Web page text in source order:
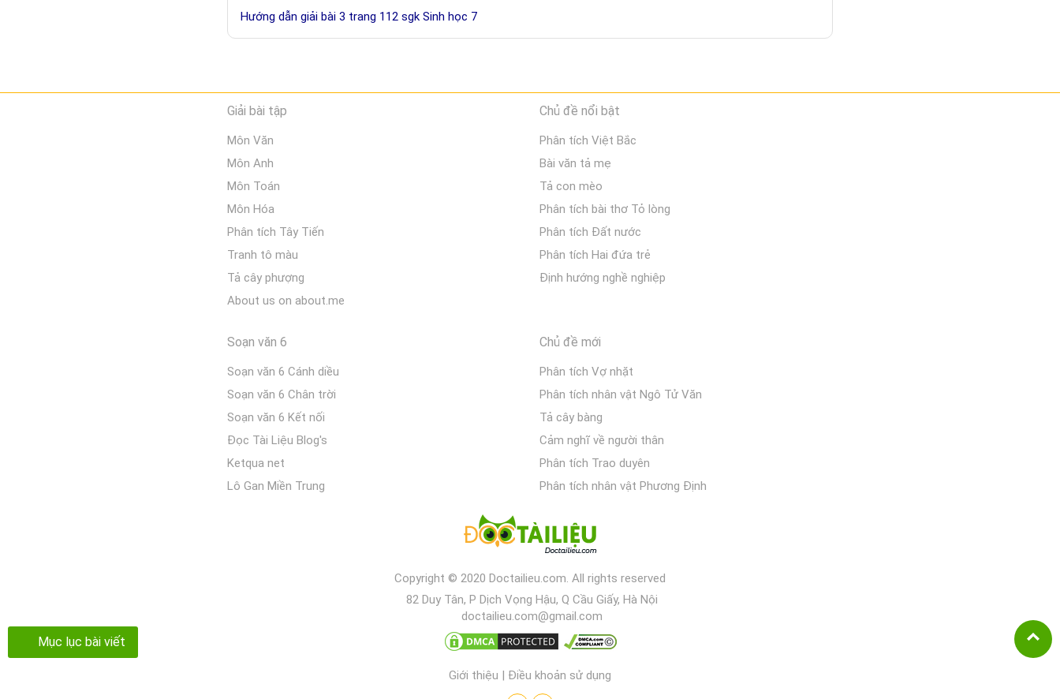
Mục lục bài viết
Hướng dẫn giải bài 3 trang 112 sgk Sinh học 7
Giải bài tập
Môn Văn
Môn Anh
Môn Toán
Môn Hóa
Phân tích Tây Tiến
Tranh tô màu
Tả cây phượng
About us on about.me
Chủ đề nổi bật
Phân tích Việt Bắc
Bài văn tả mẹ
Tả con mèo
Phân tích bài thơ Tỏ lòng
Phân tích Đất nước
Phân tích Hai đứa trẻ
Định hướng nghề nghiệp
Soạn văn 6
Soạn văn 6 Cánh diều
Soạn văn 6 Chân trời
Soạn văn 6 Kết nối
Đọc Tài Liệu Blog's
Ketqua net
Lô Gan Miền Trung
Chủ đề mới
Phân tích Vợ nhặt
Phân tích nhân vật Ngô Tử Văn
Tả cây bàng
Cảm nghĩ về người thân
Phân tích Trao duyên
Phân tích nhân vật Phương Định
Copyright © 2020 Doctailieu.com. All rights reserved
82 Duy Tân, P Dịch Vọng Hậu, Q Cầu Giấy, Hà Nội
doctailieu.com@gmail.com
Giới thiệu | Điều khoản sử dụng